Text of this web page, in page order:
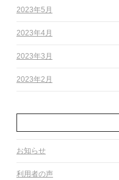
2023年5月
2023年4月
2023年3月
2023年2月
お知らせ
利用者の声